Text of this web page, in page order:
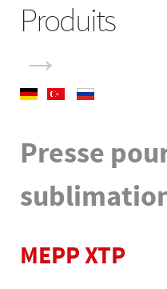
Produits
→
Presse
MEPP XTP